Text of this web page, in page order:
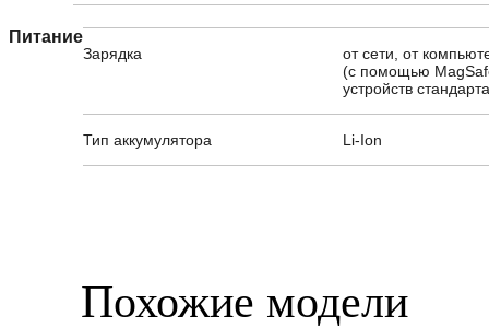
Питание
Зарядка
от сети, от
(с помощью
устройств
Тип аккумулятора Li-Ion
Похожие модели